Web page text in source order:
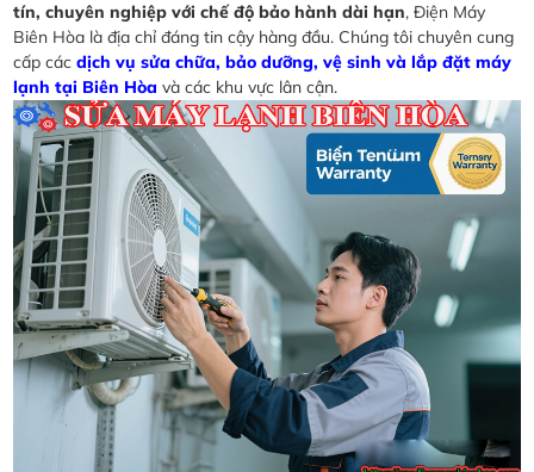
tín, chuyên nghiệp với chế độ bảo hành dài hạn, Điện Máy
Biên Hòa là địa chỉ đáng tin cậy hàng đầu. Chúng tôi chuyên cung
cấp cácdịch vụ sửa chữa, bảo dưỡng, vệ sinh và lắp đặt máy
lạnh tại Biên Hòa và các khu vực lân cận.